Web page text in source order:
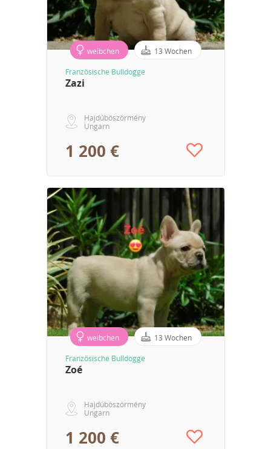
weibchen 13 Wochen
Französische Bulldogge
Zazi
Hajdúböszörmény
Ungarn
1 200 €
weibchen 13 Wochen
Französische Bulldogge
Zoé
Hajdúböszörmény
Ungarn
1 200 €